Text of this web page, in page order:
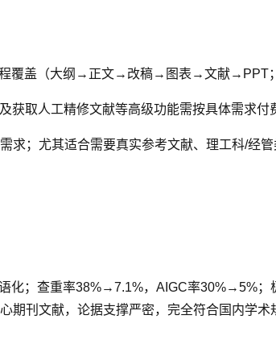
覆盖（大纲→正文→改稿→图表→文献→PPT
获取人工精修文献等高级功能需按具体需求付
求；尤其适合需要真实参考文献、理工科/经
化；查重率38%→7.1%，AIGC率30%→5%
刊文献，论据支撑严密，完全符合国内学